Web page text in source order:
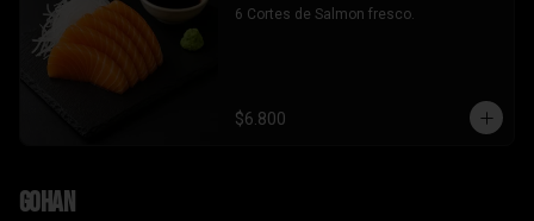
6 Cortes de Salmon fresco.
$6.800
Gohan